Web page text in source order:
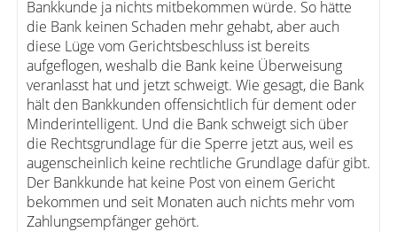
Bankkunde ja nichts mitbekommen würde. So hätte
die Bank keinen Schaden mehr gehabt, aber auch
diese Lüge vom Gerichtsbeschluss ist bereits
aufgeflogen, weshalb die Bank keine Überweisung
veranlasst hat und jetzt schweigt. Wie gesagt, die Bank
hält den Bankkunden offensichtlich für dement oder
Minderintelligent. Und die Bank schweigt sich über
die Rechtsgrundlage für die Sperre jetzt aus, weil es
augenscheinlich keine rechtliche Grundlage dafür gibt.
Der Bankkunde hat keine Post von einem Gericht
bekommen und seit Monaten auch nichts mehr vom
Zahlungsempfänger gehört.